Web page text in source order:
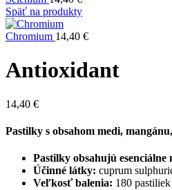
Späť na produkty
Chromium 14,40 €
Antioxidant
14,40 €
Pastilky s obsahom medi,
Pastilky obsahujú
Účinné látky: cuprum
Veľkosť balenia: 180